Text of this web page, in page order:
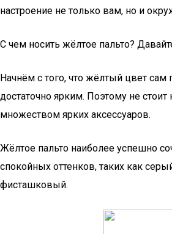
настроение не только вам, но и
С чем носить жёлтое пальто?
Начнём с того, что жёлтый цвет сам
достаточно ярким. Поэтому не стоит
множеством ярких аксессуаров.
Жёлтое пальто наиболее успешно
спокойных оттенков, таких как
фисташковый.